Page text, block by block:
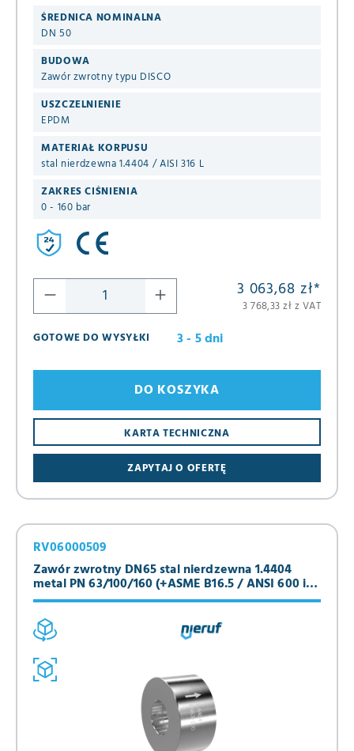
1092-1 B1
ŚREDNICA NOMINALNA
DN 50
BUDOWA
Zawór zwrotny typu DISCO
USZCZELNIENIE
EPDM
MATERIAŁ KORPUSU
stal nierdzewna 1.4404 / AISI 316 L
ZAKRES CIŚNIENIA
0 - 160 bar
3 063,68 zł*
3 768,33 zł z VAT
GOTOWE DO WYSYŁKI
3 - 5 dni
ZAPYTAJ O OFERTĘ
KARTA TECHNICZNA
DO KOSZYKA
Zawór zwrotny DN65 stal nierdzewna 1.4404
metal PN 63/100/160 (+ASME B16.5 / ANSI 600 i
900)
RV06000509